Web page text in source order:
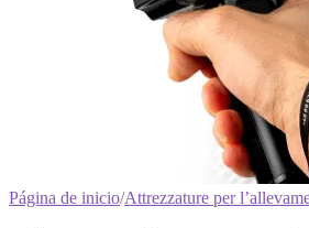
Página de inicio/Attrezzature per